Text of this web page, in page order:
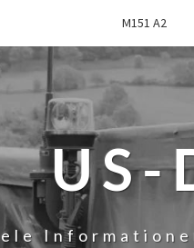
M151 A2
US-